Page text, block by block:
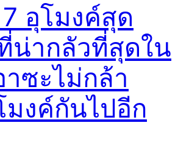
อุโมงค์สุด
น่ากลัวที่สุดใน
าซะไม่กล้า
มงค์กันไปอีก